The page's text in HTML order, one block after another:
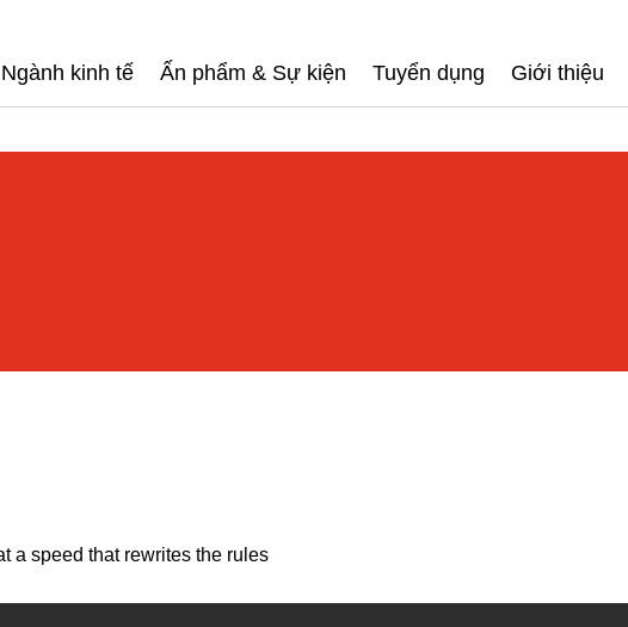
Ngành kinh tế Ấn phẩm & Sự kiện Tuyển dụng Giới thiệu
a speed that rewrites the rules